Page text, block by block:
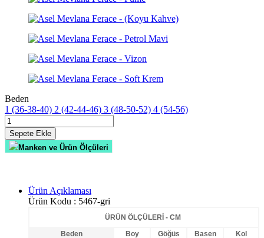
Beden
1 (36-38-40) 2 (42-44-46) 3 (48-50-52) 4 (54-56)
Sepete Ekle
Manken ve Ürün Ölçüleri
Ürün Açıklaması
Ürün Kodu : 5467-gri
ÜRÜN ÖLÇÜLERİ - CM
Beden
Boy Göğüs Basen Kol